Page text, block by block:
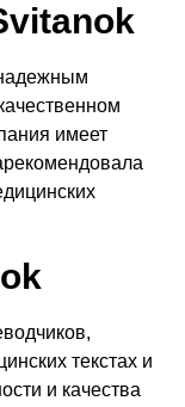
имеет
текстах и
и качества